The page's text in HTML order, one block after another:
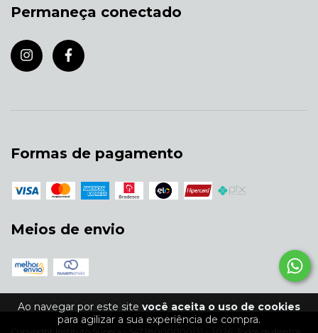
Ao navegar por este site você aceita o uso de cookies
para agilizar a sua experiência de compra.
Permaneça conectado
Formas de pagamento
Meios de envio